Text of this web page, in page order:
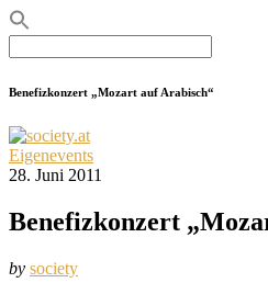
for:
Benefizkonzert „Mozart auf Arabisch“
Eigenevents
28. Juni 2011
Benefizkonzert
by society